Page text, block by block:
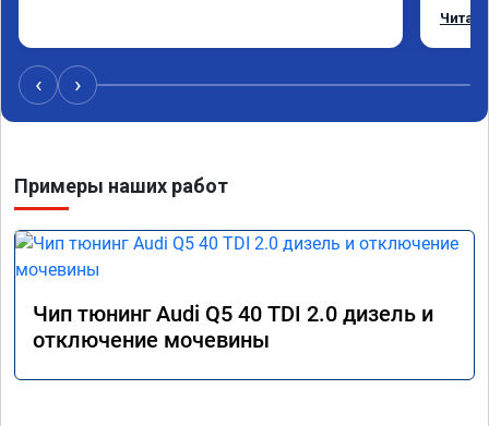
‹ ›
Примеры наших работ
Чип тюнинг Audi Q5 40 TDI 2.0 дизель и
отключение мочевины